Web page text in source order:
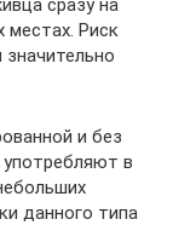
местах. Риск
и без
в
данного типа